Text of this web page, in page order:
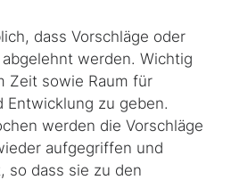
dass Vorschläge oder
werden. Wichtig
Zeit sowie Raum für
Entwicklung zu geben.
werden die Vorschläge
aufgegriffen und
so dass sie zu den